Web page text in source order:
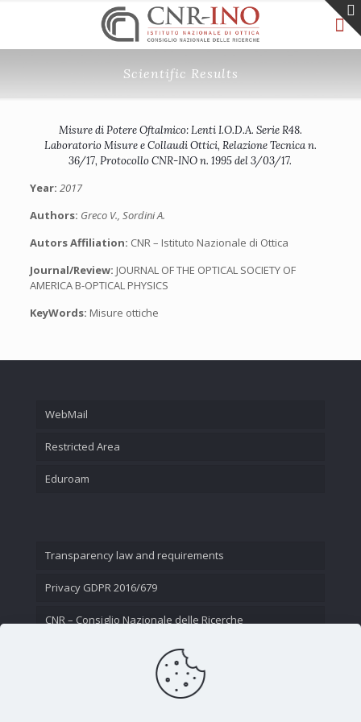
Scientific Results
Misure di Potere Oftalmico: Lenti I.O.D.A. Serie R48.
Laboratorio Misure e Collaudi Ottici, Relazione Tecnica n.
36/17, Protocollo CNR-INO n. 1995 del 3/03/17.
Year: 2017
Authors: Greco V., Sordini A.
Autors Affiliation: CNR – Istituto Nazionale di Ottica
Journal/Review: JOURNAL OF THE OPTICAL SOCIETY OF
AMERICA B-OPTICAL PHYSICS
KeyWords: Misure ottiche
WebMail
Restricted Area
Eduroam
Transparency law and requirements
Privacy GDPR 2016/679
CNR – Consiglio Nazionale delle Ricerche